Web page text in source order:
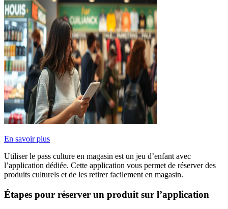
En savoir plus
Utiliser le pass culture en magasin est un jeu d’enfant avec
l’application dédiée. Cette application vous permet de réserver des
produits culturels et de les retirer facilement en magasin.
Étapes pour réserver un produit sur l’application